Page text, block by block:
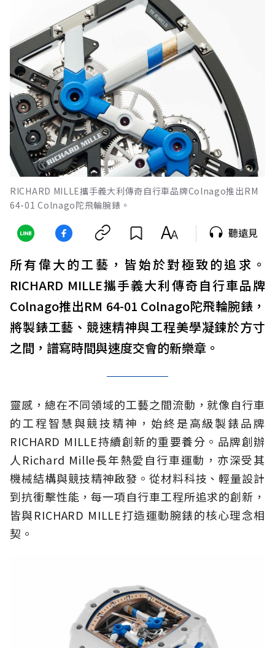
RICHARD MILLE攜手義大利傳奇自行車品牌Colnago推出RM
64-01 Colnago陀飛輪腕錶。
聽遠見
所有偉大的工藝，皆始於對極致的追求。
RICHARD MILLE攜手義大利傳奇自行車品牌
Colnago推出RM 64-01 Colnago陀飛輪腕錶，
將製錶工藝、競速精神與工程美學凝鍊於方寸
之間，譜寫時間與速度交會的新樂章。
靈感，總在不同領域的工藝之間流動，就像自行車
的工程智慧與競技精神，始終是高級製錶品牌
RICHARD MILLE持續創新的重要養分。品牌創辦
人Richard Mille長年熱愛自行車運動，亦深受其
機械結構與競技精神啟發。從材料科技、輕量設計
到抗衝擊性能，每一項自行車工程所追求的創新，
皆與RICHARD MILLE打造運動腕錶的核心理念相
契。